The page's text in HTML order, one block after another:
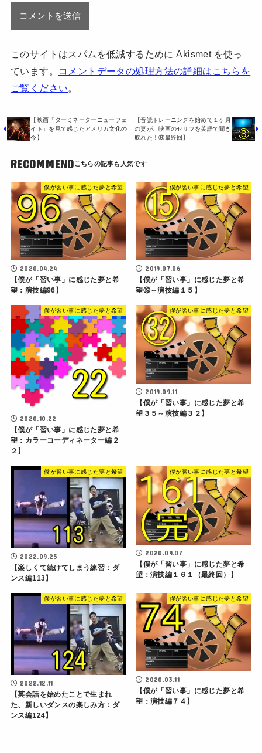
このサイトはスパムを低減するために Akismet を使っ
ています。
コメントデータの処理方法の詳細はこちらを
ご覧ください。
【映画「ターミネーターニューフェ
イト」を見て感じたアメリカ文化の
今】
【音読トレーニングを始めて１ヶ月
の妻が、映画のセリフを英語で聞き
取れた！⑧最終回】
RECOMMEND
僕が習い事に感じた夢と希望
2020.04.24
【僕が「習い事」に感じた夢と希
望：演技編96】
僕が習い事に感じた夢と希望
2019.07.06
【僕が「習い事」に感じた夢と希
望⑲～演技編１５】
僕が習い事に感じた夢と希望
2020.10.22
【僕が「習い事」に感じた夢と希
望：カラーコーディネーター編２
２】
僕が習い事に感じた夢と希望
2019.09.11
【僕が「習い事」に感じた夢と希
望３５～演技編３２】
僕が習い事に感じた夢と希望
2022.09.25
【楽しくて続けてしまう練習：ダ
ンス編113】
僕が習い事に感じた夢と希望
2020.09.07
【僕が「習い事」に感じた夢と希
望：演技編１６１（最終回）】
僕が習い事に感じた夢と希望
2022.12.11
【英会話を始めたことで生まれ
た、新しいダンスの楽しみ方：ダ
ンス編124】
僕が習い事に感じた夢と希望
2020.03.11
【僕が「習い事」に感じた夢と希
望：演技編７４】